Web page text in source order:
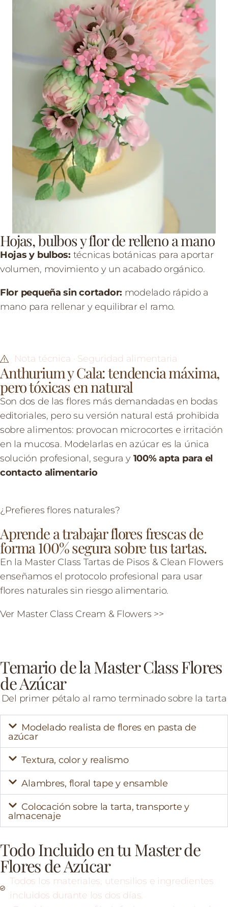
Hojas, bulbos y flor de relleno a mano
Hojas y bulbos: técnicas botánicas para aportar
volumen, movimiento y un acabado orgánico.
Flor pequeña sin cortador: modelado rápido a
mano para rellenar y equilibrar el ramo.
Nota técnica · Seguridad alimentaria
Anthurium y Cala: tendencia máxima,
pero tóxicas en natural
Son dos de las flores más demandadas en bodas
editoriales, pero su versión natural está prohibida
sobre alimentos: provocan microcortes e irritación
en la mucosa. Modelarlas en azúcar es la única
solución profesional, segura y 100% apta para el
contacto alimentario
¿Prefieres flores naturales?
Aprende a trabajar flores frescas de
forma 100% segura sobre tus tartas.
En la Master Class Tartas de Pisos & Clean Flowers
enseñamos el protocolo profesional para usar
flores naturales sin riesgo alimentario.
Ver Master Class Cream & Flowers >>
Temario de la Master Class Flores
de Azúcar
Del primer pétalo al ramo terminado sobre la tarta
Modelado realista de flores en pasta de
azúcar
Textura, color y realismo
Alambres, floral tape y ensamble
Colocación sobre la tarta, transporte y
almacenaje
Todo Incluido en tu Master de
Flores de Azúcar
Todos los materiales, utensilios e ingredientes
incluidos durante los dos días.